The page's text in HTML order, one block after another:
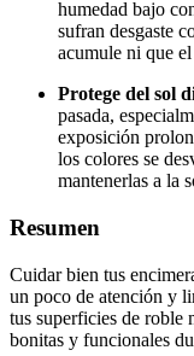
humedad bajo
sufran desgaste
acumule ni que
Protege del sol
pasada,
exposición
los colores se
mantenerlas a la
Resumen
Cuidar bien tus
un poco de atención y
tus superficies de roble
bonitas y funcionales